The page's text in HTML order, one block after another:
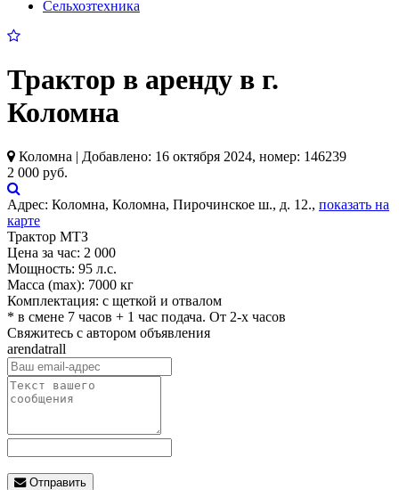
Сельхозтехника
Трактор в аренду в г.
Коломна
Коломна | Добавлено: 16 октября 2024, номер: 146239
2 000 руб.
Адрес: Коломна, Коломна, Пирочинское ш., д. 12., показать на
карте
Трактор МТЗ
Цена за час: 2 000
Мощность: 95 л.с.
Масса (max): 7000 кг
Комплектация: с щеткой и отвалом
* в смене 7 часов + 1 час подача. От 2-х часов
Свяжитесь с автором объявления
arendatrall
Отправить